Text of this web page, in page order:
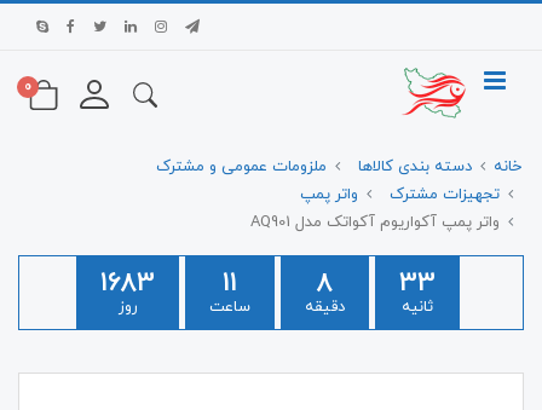
0
خانه دسته بندی کالاها
ملزومات عمومی و مشترک
تجهیزات مشترک
واتر پمپ
واتر پمپ آکواریوم آکواتک مدل AQ901
1683
روز
11
ساعت
8
دقیقه
33
ثانیه